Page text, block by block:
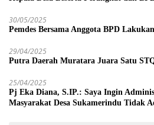
30/05/2025
Pemdes Bersama Anggota BPD
29/04/2025
Putra Daerah Muratara Juara Satu
25/04/2025
Pj Eka Diana, S.IP.: Saya Ingin
Masyarakat Desa Sukamerindu Tidak